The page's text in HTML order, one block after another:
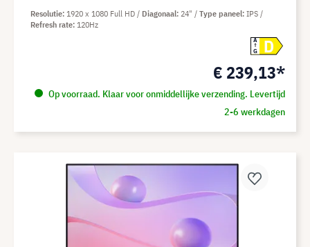
A
G
D
€ 239,13*
Op voorraad. Klaar voor onmiddellijke verzending. Levertijd
2-6 werkdagen
Resolutie 1920 x 1080 Full HD Diagonaal 24" Type paneel IPS
Refresh rate 120Hz